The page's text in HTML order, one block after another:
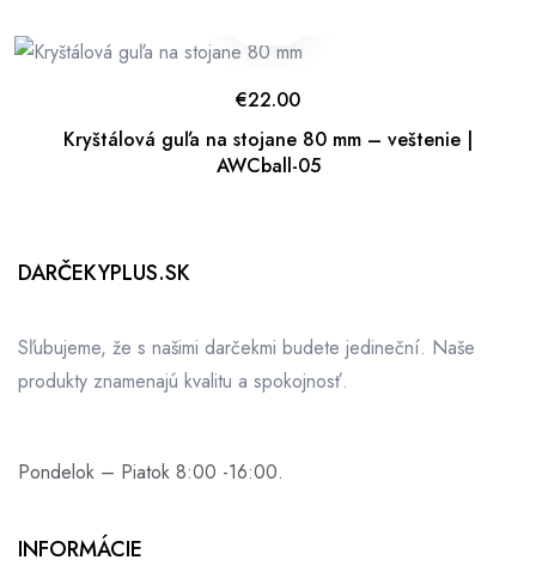
Kryštálová guľa na stojane 80 mm – veštenie |
AWCball-05
€22.00
DARČEKYPLUS.SK
Sľubujeme, že s našimi darčekmi budete jedineční. Naše
produkty znamenajú kvalitu a spokojnosť.
Pondelok – Piatok 8:00 -16:00.
INFORMÁCIE